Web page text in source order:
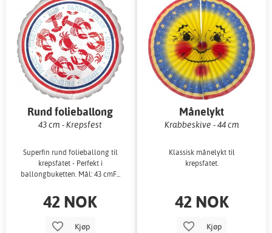
Rund folieballong
43 cm - Krepsfest
Superfin rund folieballong til
krepsfatet - Perfekt i
ballongbuketten. Mål: 43 cmF...
42 NOK
Kjøp
Månelykt
Krabbeskive - 44 cm
Klassisk månelykt til
krepsfatet.
42 NOK
Kjøp